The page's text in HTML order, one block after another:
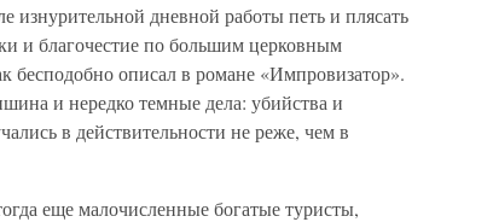
дневной работы петь и плясать
и благочестие по большим церковным
бесподобно описал в романе «Импровизатор».
и нередко темные дела: убийства и
в действительности не реже, чем в
еще малочисленные богатые туристы,